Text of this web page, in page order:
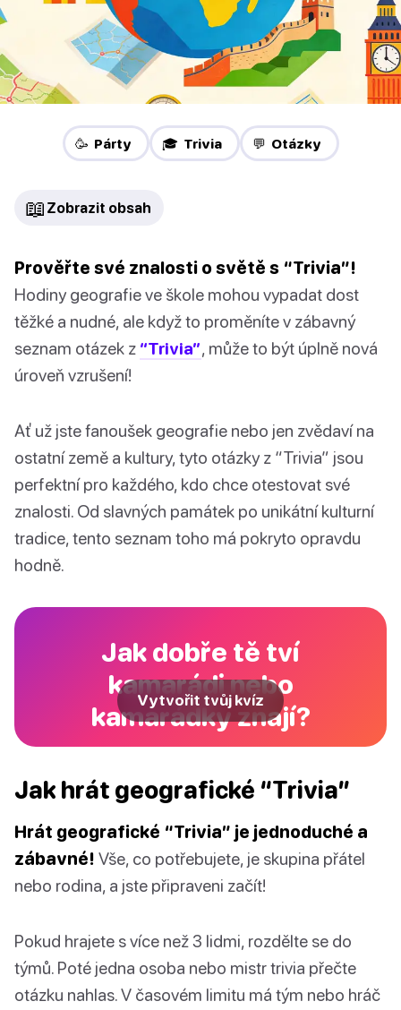
🥳 Párty 🎓 Trivia 💬 Otázky
📖 Zobrazit obsah
Prověřte své znalosti o světě s “Trivia”!
Hodiny geografie ve škole mohou vypadat dost
těžké a nudné, ale když to proměníte v zábavný
seznam otázek z “Trivia”, může to být úplně nová
úroveň vzrušení!
Ať už jste fanoušek geografie nebo jen zvědaví na
ostatní země a kultury, tyto otázky z “Trivia” jsou
perfektní pro každého, kdo chce otestovat své
znalosti. Od slavných památek po unikátní kulturní
tradice, tento seznam toho má pokryto opravdu
hodně.
Jak dobře tě tví
kamarádi nebo
kamarádky znají?
Vytvořit tvůj kvíz
Jak hrát geografické “Trivia”
Hrát geografické “Trivia” je jednoduché a
zábavné! Vše, co potřebujete, je skupina přátel
nebo rodina, a jste připraveni začít!
Pokud hrajete s více než 3 lidmi, rozdělte se do
týmů. Poté jedna osoba nebo mistr trivia přečte
otázku nahlas. V časovém limitu má tým nebo hráč